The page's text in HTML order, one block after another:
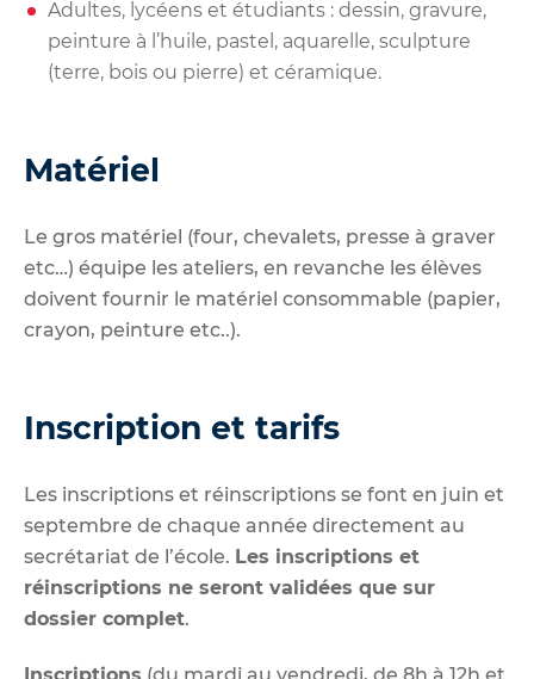
Adultes, lycéens et étudiants : dessin, gravure,
peinture à l’huile, pastel, aquarelle, sculpture
(terre, bois ou pierre) et céramique.
Matériel
Le gros matériel (four, chevalets, presse à graver
etc…) équipe les ateliers, en revanche les élèves
doivent fournir le matériel consommable (papier,
crayon, peinture etc..).
Inscription et tarifs
Les inscriptions et réinscriptions se font en juin et
septembre de chaque année directement au
secrétariat de l’école. Les inscriptions et
réinscriptions ne seront validées que sur
dossier complet.